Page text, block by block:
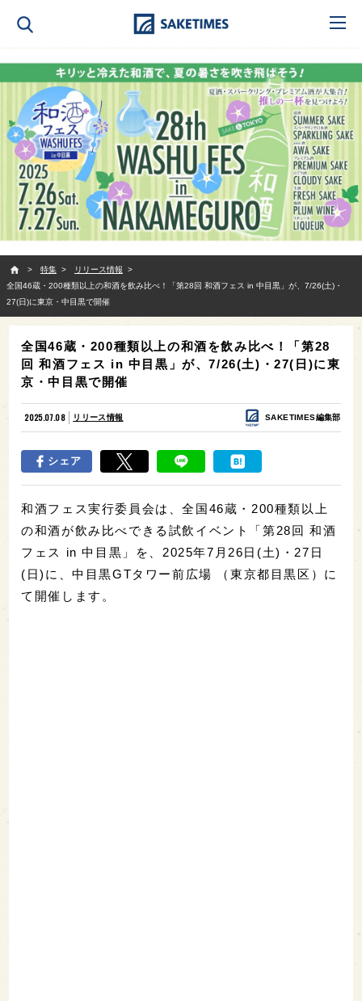
特集
リリース情報
全国46蔵・200種類以上の和酒を飲み比べ！「第28回 和酒フェス in 中目黒」が、7/26(土)・
27(日)に東京・中目黒で開催
全国46蔵・200種類以上の和酒を飲み比べ！「第28
回 和酒フェス in 中目黒」が、7/26(土)・27(日)に東
京・中目黒で開催
2025.07.08 リリース情報 SAKETIMES編集部
シェア
和酒フェス実行委員会は、全国46蔵・200種類以上
の和酒が飲み比べできる試飲イベント「第28回 和酒
フェス in 中目黒」を、2025年7月26日(土)・27日
(日)に、中目黒GTタワー前広場 （東京都目黒区）に
て開催します。